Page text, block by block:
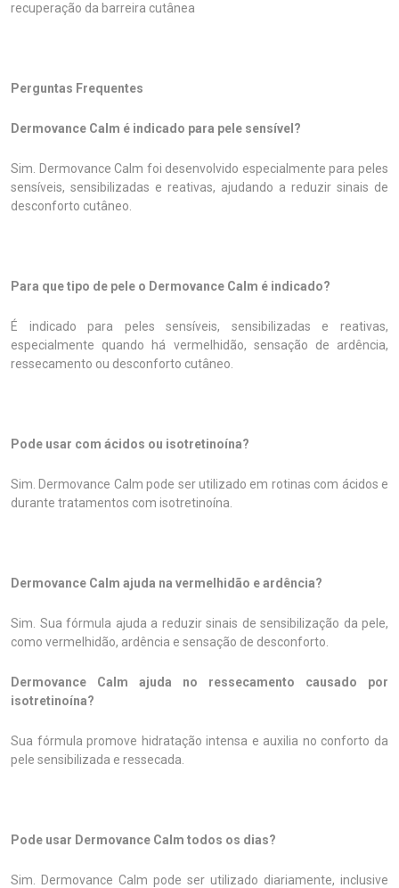
recuperação da barreira cutânea
Perguntas Frequentes
Dermovance Calm é indicado para pele sensível?
Sim. Dermovance Calm foi desenvolvido especialmente para peles
sensíveis, sensibilizadas e reativas, ajudando a reduzir sinais de
desconforto cutâneo.
Para que tipo de pele o Dermovance Calm é indicado?
É indicado para peles sensíveis, sensibilizadas e reativas,
especialmente quando há vermelhidão, sensação de ardência,
ressecamento ou desconforto cutâneo.
Pode usar com ácidos ou isotretinoína?
Sim. Dermovance Calm pode ser utilizado em rotinas com ácidos e
durante tratamentos com isotretinoína.
Dermovance Calm ajuda na vermelhidão e ardência?
Sim. Sua fórmula ajuda a reduzir sinais de sensibilização da pele,
como vermelhidão, ardência e sensação de desconforto.
Dermovance Calm ajuda no ressecamento causado por
isotretinoína?
Sua fórmula promove hidratação intensa e auxilia no conforto da
pele sensibilizada e ressecada.
Pode usar Dermovance Calm todos os dias?
Sim. Dermovance Calm pode ser utilizado diariamente, inclusive